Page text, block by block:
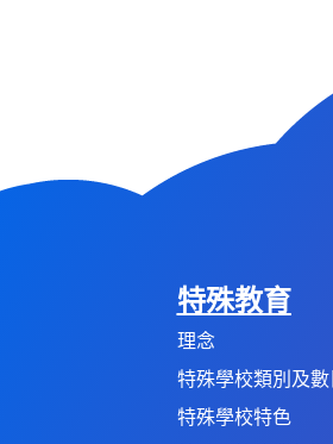
特殊教育
理念
特殊學校類別及數
特殊學校特色